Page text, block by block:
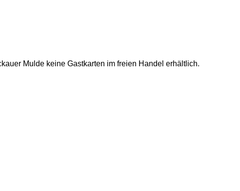
Mulde keine Gastkarten im freien Handel erhältlich.